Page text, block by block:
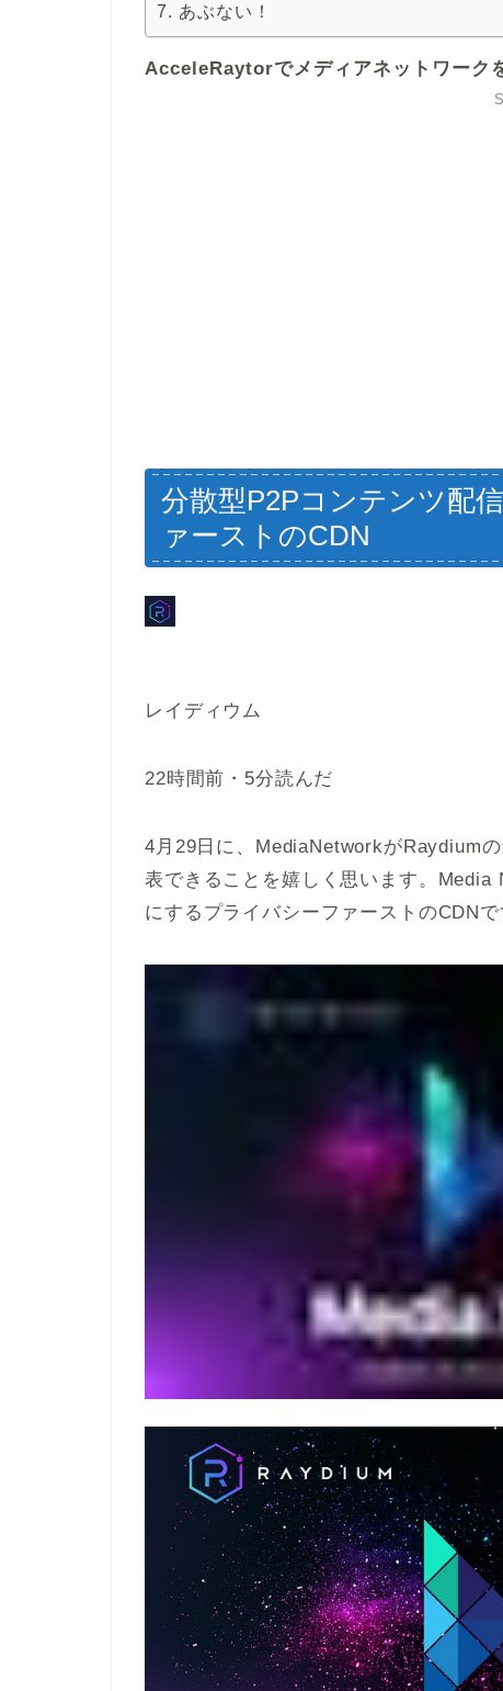
あぶない！
AcceleRaytorでメディアネットワーク
分散型P2Pコンテンツ配
ァーストのCDN
レイディウム
22時間前 ・ 5分読んだ
4月29日に、MediaNetworkがRaydium
表できることを嬉しく思います。
にするプライバシーファーストのCDNで